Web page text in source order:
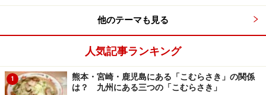
他のテーマも見る
人気記事ランキング
1
熊本・宮崎・鹿児島にある「こむらさき」の関係
は？ 九州にある三つの「こむらさき」